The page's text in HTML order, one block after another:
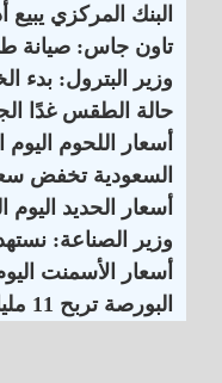
البنك المركزي يبيع أذون
تاون جاس: صيانة
وزير البترول: بدء
حالة الطقس غدًا الجمعة 7
أسعار اللحوم اليوم الخميس
السعودية تخفض
أسعار الحديد اليوم
وزير الصناعة:
أسعار الأسمنت اليوم
البورصة تربح 11 مليار جنيه الخميس 6 أغسطس 2026